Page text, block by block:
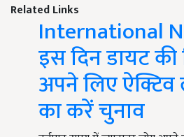
Related Links
International
इस दिन डायट
अपने लिए
का करें चुनाव